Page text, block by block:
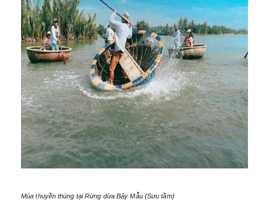
Múa thuyền thúng tại Rừng dừa Bảy Mẫu (Sưu tầm)